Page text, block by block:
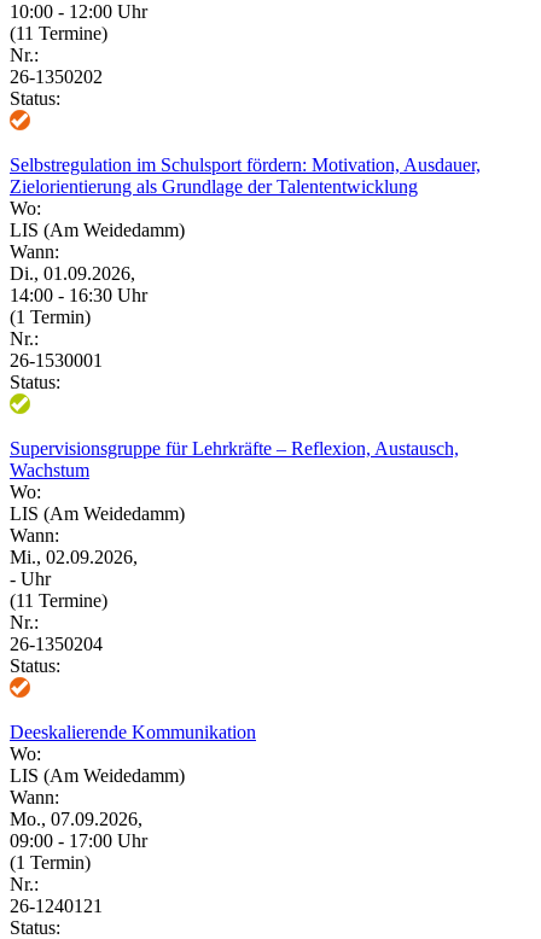
10:00 - 12:00 Uhr
(11 Termine)
Nr.:
26-1350202
Status:
Selbstregulation im Schulsport fördern: Motivation, Ausdauer,
Zielorientierung als Grundlage der Talententwicklung
Wo:
LIS (Am Weidedamm)
Wann:
Di., 01.09.2026,
14:00 - 16:30 Uhr
(1 Termin)
Nr.:
26-1530001
Status:
Supervisionsgruppe für Lehrkräfte – Reflexion, Austausch,
Wachstum
Wo:
LIS (Am Weidedamm)
Wann:
Mi., 02.09.2026,
- Uhr
(11 Termine)
Nr.:
26-1350204
Status:
Deeskalierende Kommunikation
Wo:
LIS (Am Weidedamm)
Wann:
Mo., 07.09.2026,
09:00 - 17:00 Uhr
(1 Termin)
Nr.:
26-1240121
Status: